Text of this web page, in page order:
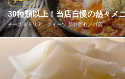
machikado ワインバル
こだわりワインのバル
静岡鉄道静岡清水線新静岡駅 徒歩7
静岡県静岡市葵区昭和町1-2
30種類以上！当店自慢の熱々メ
チーズ＆ドリア．スイーツ 新静岡セノバ店
専門店ならではの豊富な種類のドリ
ンなど、熱々のままお楽しみいただ
けるチーズがたまらないドリアや旬